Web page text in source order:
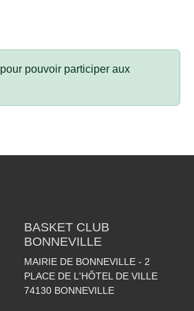
pour pouvoir participer aux
BASKET CLUB
BONNEVILLE
MAIRIE DE BONNEVILLE - 2
PLACE DE L'HÔTEL DE VILLE
74130 BONNEVILLE